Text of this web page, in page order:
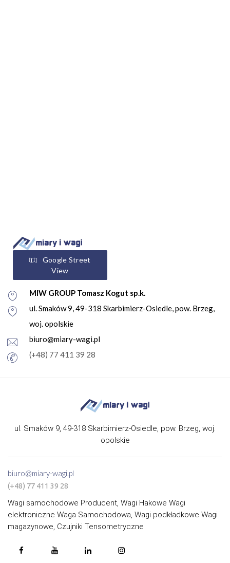
Google Street
View
MIW GROUP Tomasz Kogut sp.k.
ul. Smaków 9, 49-318 Skarbimierz-Osiedle, pow. Brzeg,
woj. opolskie
biuro@miary-wagi.pl
(+48) 77 411 39 28
ul. Smaków 9, 49-318 Skarbimierz-Osiedle, pow. Brzeg, woj.
opolskie
biuro@miary-wagi.pl
(+48) 77 411 39 28
Wagi samochodowe Producent, Wagi Hakowe Wagi
elektroniczne Waga Samochodowa, Wagi podkładkowe Wagi
magazynowe, Czujniki Tensometryczne